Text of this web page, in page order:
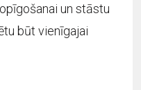
un stāstu
būt vienīgajai